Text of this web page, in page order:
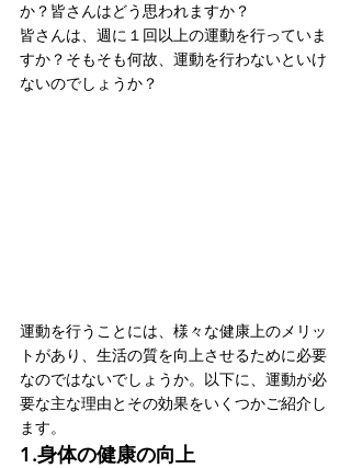
か？皆さんはどう思われますか？
皆さんは、週に１回以上の運動を行っていま
すか？そもそも何故、運動を行わないといけ
ないのでしょうか？
運動を行うことには、様々な健康上のメリッ
トがあり、生活の質を向上させるために必要
なのではないでしょうか。以下に、運動が必
要な主な理由とその効果をいくつかご紹介し
ます。
1.身体の健康の向上